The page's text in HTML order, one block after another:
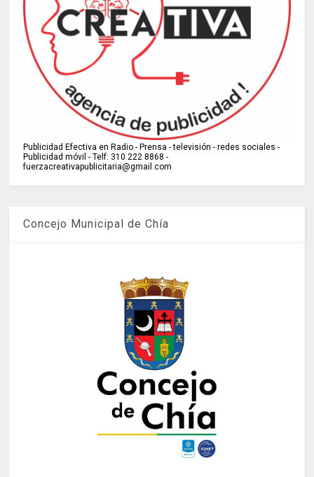
Publicidad Efectiva en Radio - Prensa - televisión - redes sociales -
Publicidad móvil - Telf: 310 222 8868 -
fuerzacreativapublicitaria@gmail.com
Concejo Municipal de Chía